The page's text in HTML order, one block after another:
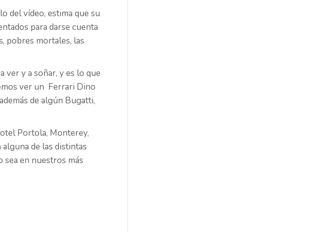
del vídeo, estima que su
para darse cuenta
pobres mortales, las
ver y a soñar, y es lo que
ver un Ferrari Dino
de algún Bugatti,
Portola, Monterey,
de las distintas
sea en nuestros más